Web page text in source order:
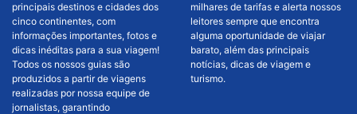
principais destinos e cidades dos
cinco continentes, com
informações importantes, fotos e
dicas inéditas para a sua viagem!
Todos os nossos guias são
produzidos a partir de viagens
realizadas por nossa equipe de
jornalistas, garantindo
milhares de tarifas e alerta nossos
leitores sempre que encontra
alguma oportunidade de viajar
barato, além das principais
notícias, dicas de viagem e
turismo.